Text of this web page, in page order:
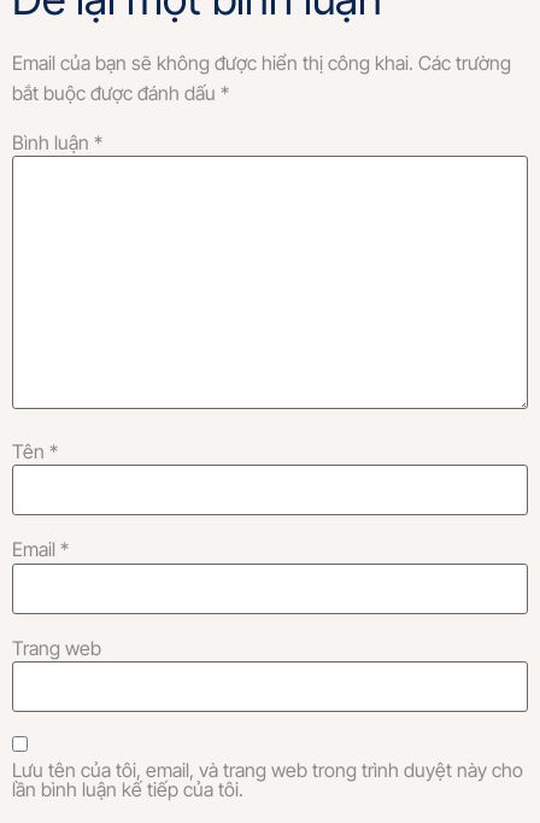
Email của bạn sẽ không được hiển thị công khai. Các trường
bắt buộc được đánh dấu *
Bình luận *
Tên *
Email *
Trang web
Lưu tên của tôi, email, và trang web trong trình duyệt này cho
lần bình luận kế tiếp của tôi.